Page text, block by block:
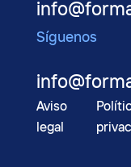
Síguenos
Aviso
legal